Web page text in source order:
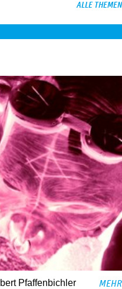
ALLE THEMEN
Pfaffenbichler
MEHR